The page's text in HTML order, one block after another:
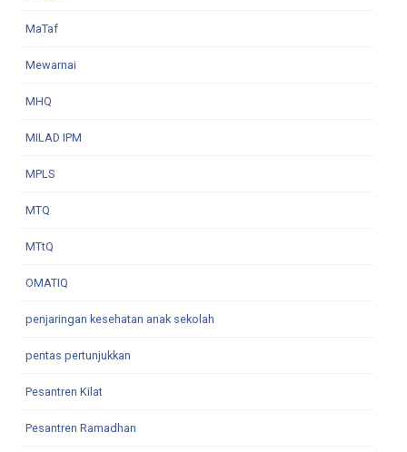
MaTaf
Mewarnai
MHQ
MILAD IPM
MPLS
MTQ
MTtQ
OMATIQ
penjaringan kesehatan anak sekolah
pentas pertunjukkan
Pesantren Kilat
Pesantren Ramadhan